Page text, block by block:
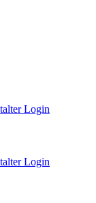
Login
Login